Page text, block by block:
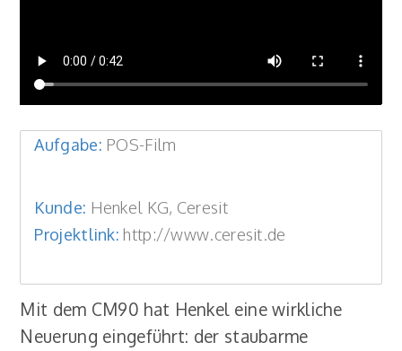
Aufgabe: POS-Film
Kunde: Henkel KG, Ceresit
Projektlink: http://www.ceresit.de
Mit dem CM90 hat Henkel eine wirkliche
Neuerung eingeführt: der staubarme